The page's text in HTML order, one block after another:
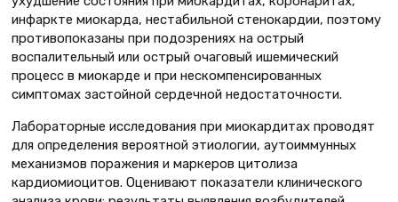
инфаркте миокарда, нестабильной стенокардии, поэтому
противопоказаны при подозрениях на острый
воспалительный или острый очаговый ишемический
процесс в миокарде и при нескомпенсированных
симптомах застойной сердечной недостаточности.
Лабораторные исследования при миокардитах проводят
для определения вероятной этиологии, аутоиммунных
механизмов поражения и маркеров цитолиза
кардиомиоцитов. Оценивают показатели клинического